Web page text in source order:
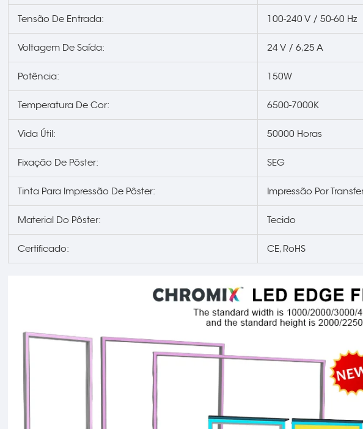
Tensão De Entrada: 100-240 V / 50-60 Hz
Voltagem De Saída: 24 V / 6,25 A
Potência: 150W
Temperatura De Cor: 6500-7000K
Vida Útil: 50000 Horas
Fixação De Pôster: SEG
Tinta Para Impressão De Pôster: Impressão Por
Material Do Pôster: Tecido
Certificado: CE, RoHS